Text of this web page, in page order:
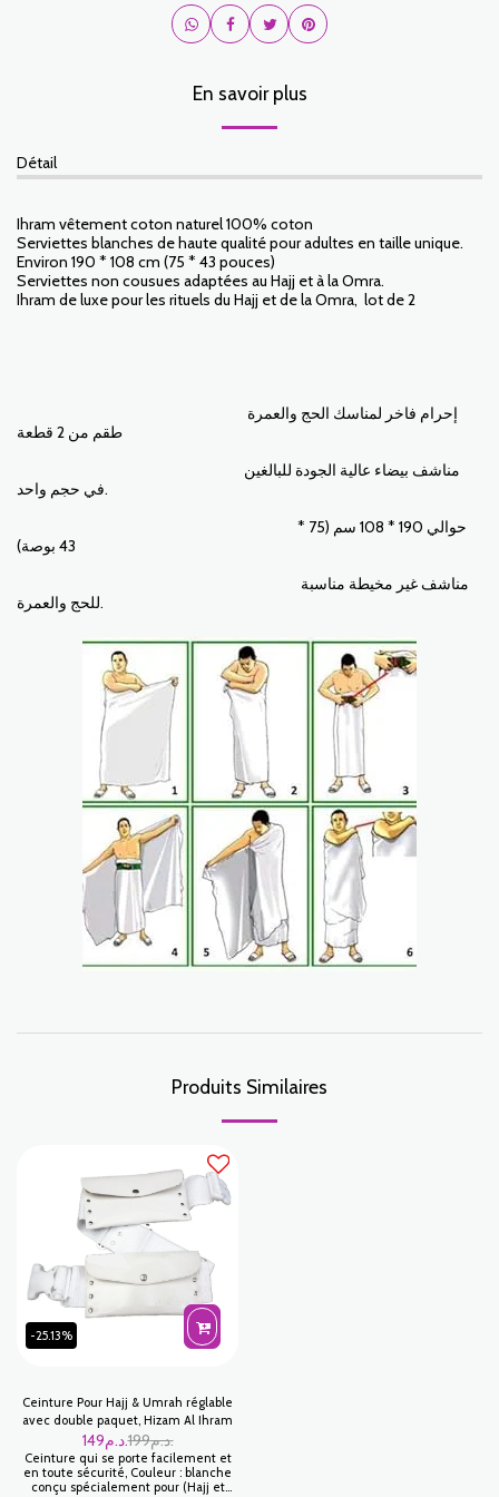
En savoir plus
Détail
Ihram vêtement coton naturel 100% coton
Serviettes blanches de haute qualité pour adultes en taille unique.
Environ 190 * 108 cm (75 * 43 pouces)
Serviettes non cousues adaptées au Hajj et à la Omra.
Ihram de luxe pour les rituels du Hajj et de la Omra, lot de 2
طقم من 2 قطعة
في حجم واحد.
43 بوصة)
للحج والعمرة.
Produits Similaires
-25.13%
Ceinture Pour Hajj & Umrah réglable
avec double paquet, Hizam Al Ihram
199 د.م. 149 د.م.
Ceinture qui se porte facilement et
en toute sécurité, Couleur : blanche
conçu spécialement pour (Hajj et